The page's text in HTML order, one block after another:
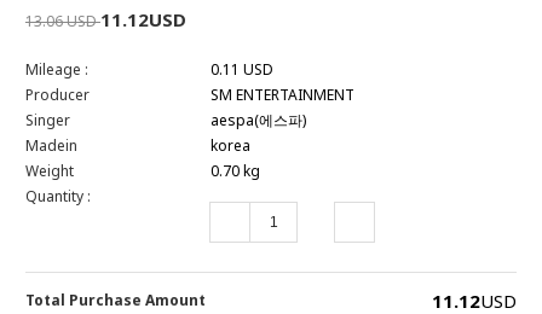
13.06 USD11.12USD
Mileage :
0.11 USD
Producer
SM ENTERTAINMENT
Singer
aespa(에스파)
Madein
korea
Weight
0.70 kg
Quantity :
Total Purchase Amount 11.12USD